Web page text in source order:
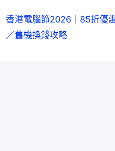
香港電腦節2026｜85折優
／舊機換錢攻略